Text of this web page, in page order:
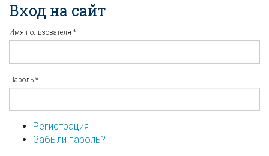
Вход на сайт
Имя пользователя *
Пароль *
Регистрация
Забыли пароль?